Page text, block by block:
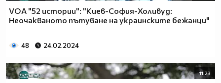
VOA "52 истории": "Киев-София-Холивуд:
Неочакваното пътуване на украинските бежанци"
48 24.02.2024
11:23